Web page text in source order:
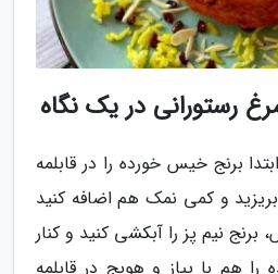
رستورانی در یک نگاه
برنج خیس خورده را در قابلمه
و کمی نمک هم اضافه کنید
برنج نیم پز را آبکشی کنید و کنار
هم با پیاز و هویج در قابلمه